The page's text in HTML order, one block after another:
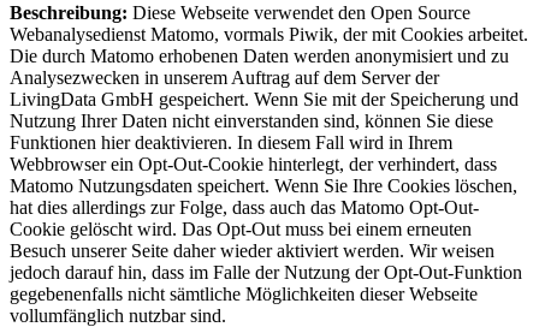
Beschreibung: Diese Webseite verwendet den Open Source
Webanalysedienst Matomo, vormals Piwik, der mit Cookies arbeitet.
Die durch Matomo erhobenen Daten werden anonymisiert und zu
Analysezwecken in unserem Auftrag auf dem Server der
LivingData GmbH gespeichert. Wenn Sie mit der Speicherung und
Nutzung Ihrer Daten nicht einverstanden sind, können Sie diese
Funktionen hier deaktivieren. In diesem Fall wird in Ihrem
Webbrowser ein Opt-Out-Cookie hinterlegt, der verhindert, dass
Matomo Nutzungsdaten speichert. Wenn Sie Ihre Cookies löschen,
hat dies allerdings zur Folge, dass auch das Matomo Opt-Out-
Cookie gelöscht wird. Das Opt-Out muss bei einem erneuten
Besuch unserer Seite daher wieder aktiviert werden. Wir weisen
jedoch darauf hin, dass im Falle der Nutzung der Opt-Out-Funktion
gegebenenfalls nicht sämtliche Möglichkeiten dieser Webseite
vollumfänglich nutzbar sind.